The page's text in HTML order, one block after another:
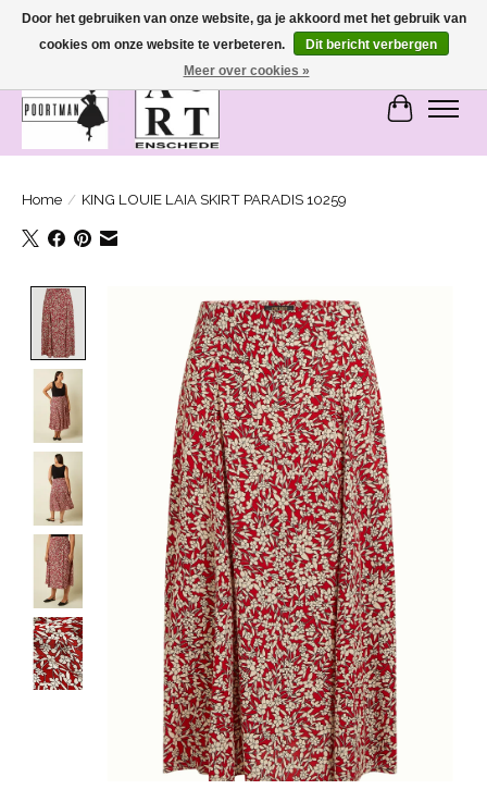
SASHIONABLE - damesmode in Bemmel en Enschede
Home / KING LOUIE LAIA SKIRT PARADIS 10259
Product image slideshow Items
Door het gebruiken van onze website, ga je akkoord met het gebruik van
cookies om onze website te verbeteren.
Dit bericht verbergen
Meer over cookies »